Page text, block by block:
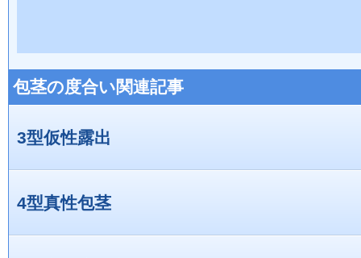
包茎の度合い関連記事
3型仮性露出
4型真性包茎